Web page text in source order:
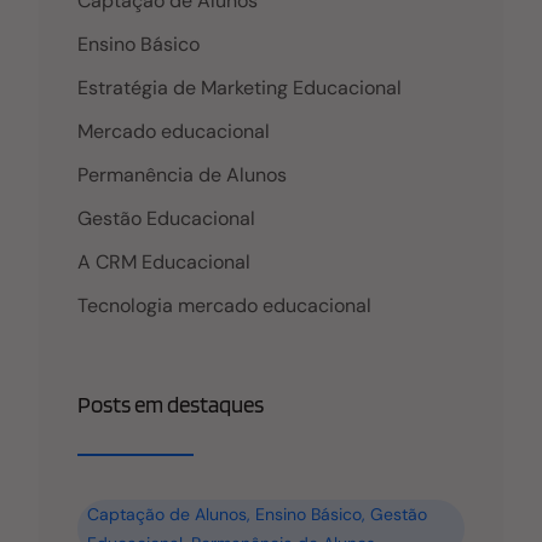
Ensino Básico
Estratégia de Marketing Educacional
Mercado educacional
Permanência de Alunos
Gestão Educacional
A CRM Educacional
Tecnologia mercado educacional
Posts em destaques
Captação de Alunos, Ensino Básico,Gestão